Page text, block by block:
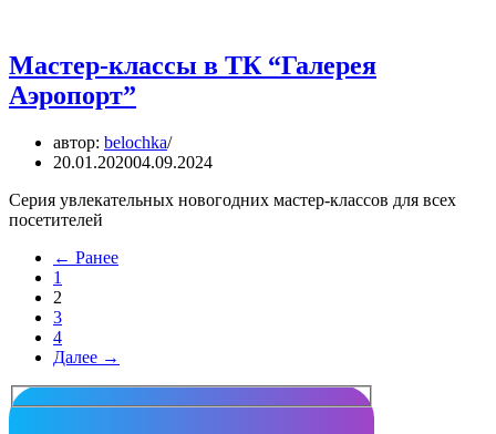
Мастер-классы в ТК “Галерея
Аэропорт”
автор: belochka
20.01.202004.09.2024
Серия увлекательных новогодних мастер-классов для всех
посетителей
← Ранее
1
2
3
4
Далее →